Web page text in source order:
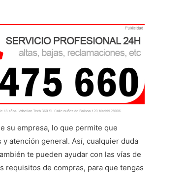
su empresa, lo que permite que
atención general. Así, cualquier duda
te pueden ayudar con las vías de
requisitos de compras, para que tengas